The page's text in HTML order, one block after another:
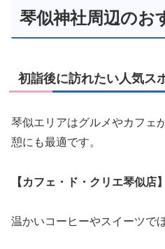
琴似神社周辺のお
初詣後に訪れたい人気ス
琴似エリアはグルメやカフェ
憩にも最適です。
【カフェ・ド・クリエ琴似店】
温かいコーヒーやスイーツで